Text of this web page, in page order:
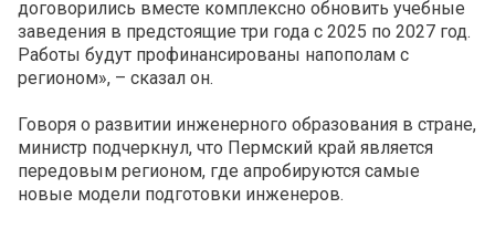
договорились вместе комплексно обновить учебные
заведения в предстоящие три года с 2025 по 2027 год.
Работы будут профинансированы напополам с
регионом», – сказал он.
Говоря о развитии инженерного образования в стране,
министр подчеркнул, что Пермский край является
передовым регионом, где апробируются самые
новые модели подготовки инженеров.